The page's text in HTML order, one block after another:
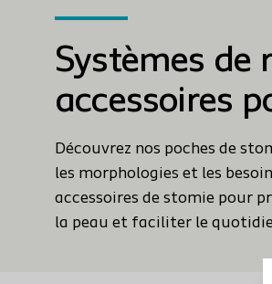
Systèmes de
accessoires
Découvrez nos poches de
les morphologies et les
accessoires de stomie pour
la peau et faciliter le